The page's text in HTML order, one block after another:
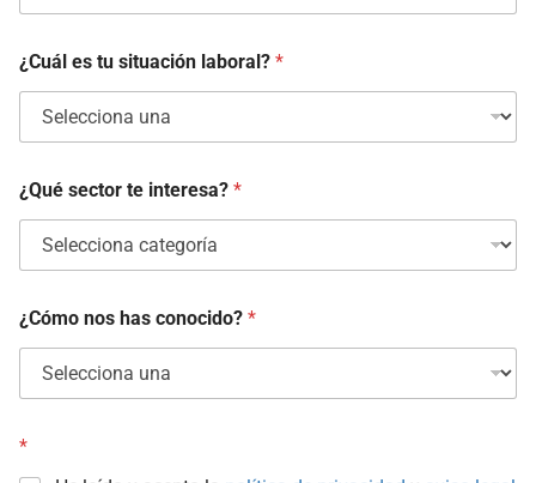
¿Cuál es tu situación laboral? *
¿Qué sector te interesa? *
¿Cómo nos has conocido? *
*